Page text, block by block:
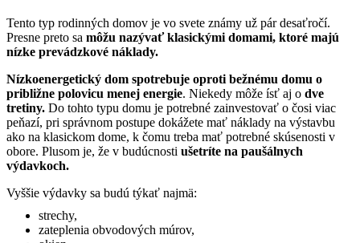
Tento typ rodinných domov je vo svete známy už pár desaťročí.
Presne preto sa môžu nazývať klasickými domami, ktoré majú
nízke prevádzkové náklady.
Nízkoenergetický dom spotrebuje oproti bežnému domu o
približne polovicu menej energie. Niekedy môže ísť aj o dve
tretiny. Do tohto typu domu je potrebné zainvestovať o čosi viac
peňazí, pri správnom postupe dokážete mať náklady na výstavbu
ako na klasickom dome, k čomu treba mať potrebné skúsenosti v
obore. Plusom je, že v budúcnosti ušetríte na paušálnych
výdavkoch.
Vyššie výdavky sa budú týkať najmä:
strechy,
zateplenia obvodových múrov,